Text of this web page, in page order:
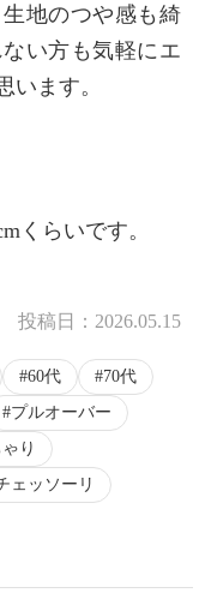
地のつや感も綺
い方も気軽にエ
います。
くらいです。
投稿日： 2026.05.15
60代
70代
プルオーバー
り
ェッソーリ